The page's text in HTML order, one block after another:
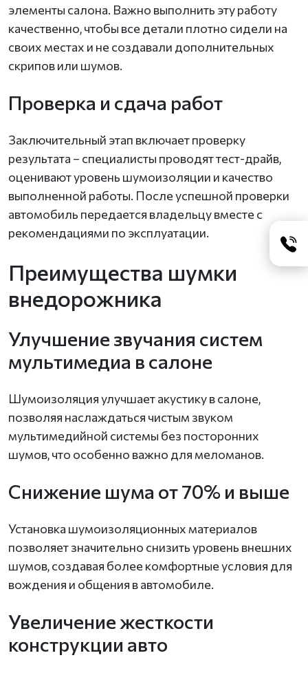
элементы салона. Важно выполнить эту работу
качественно, чтобы все детали плотно сидели на
своих местах и не создавали дополнительных
скрипов или шумов.
Проверка и сдача работ
Заключительный этап включает проверку
результата – специалисты проводят тест-драйв,
оценивают уровень шумоизоляции и качество
выполненной работы. После успешной проверки
автомобиль передается владельцу вместе с
рекомендациями по эксплуатации.
Преимущества шумки
внедорожника
Улучшение звучания систем
мультимедиа в салоне
Шумоизоляция улучшает акустику в салоне,
позволяя наслаждаться чистым звуком
мультимедийной системы без посторонних
шумов, что особенно важно для меломанов.
Снижение шума от 70% и выше
Установка шумоизоляционных материалов
позволяет значительно снизить уровень внешних
шумов, создавая более комфортные условия для
вождения и общения в автомобиле.
Увеличение жесткости
конструкции авто